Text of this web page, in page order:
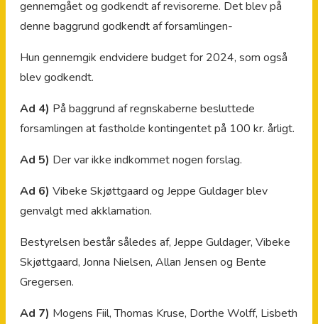
gennemgået og godkendt af revisorerne. Det blev på
denne baggrund godkendt af forsamlingen-
Hun gennemgik endvidere budget for 2024, som også
blev godkendt.
Ad 4) På baggrund af regnskaberne besluttede
forsamlingen at fastholde kontingentet på 100 kr. årligt.
Ad 5) Der var ikke indkommet nogen forslag.
Ad 6) Vibeke Skjøttgaard og Jeppe Guldager blev
genvalgt med akklamation.
Bestyrelsen består således af, Jeppe Guldager, Vibeke
Skjøttgaard, Jonna Nielsen, Allan Jensen og Bente
Gregersen.
Ad 7) Mogens Fiil, Thomas Kruse, Dorthe Wolff, Lisbeth